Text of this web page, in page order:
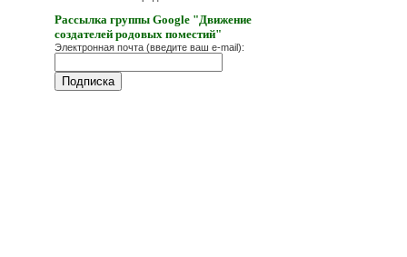
Рассылка группы Google "Движение
создателей родовых поместий"
Электронная почта (введите ваш e-mail):